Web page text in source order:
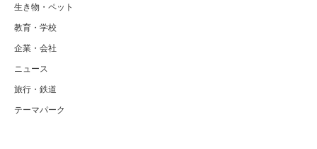
生き物・ペット
教育・学校
企業・会社
ニュース
旅行・鉄道
テーマパーク